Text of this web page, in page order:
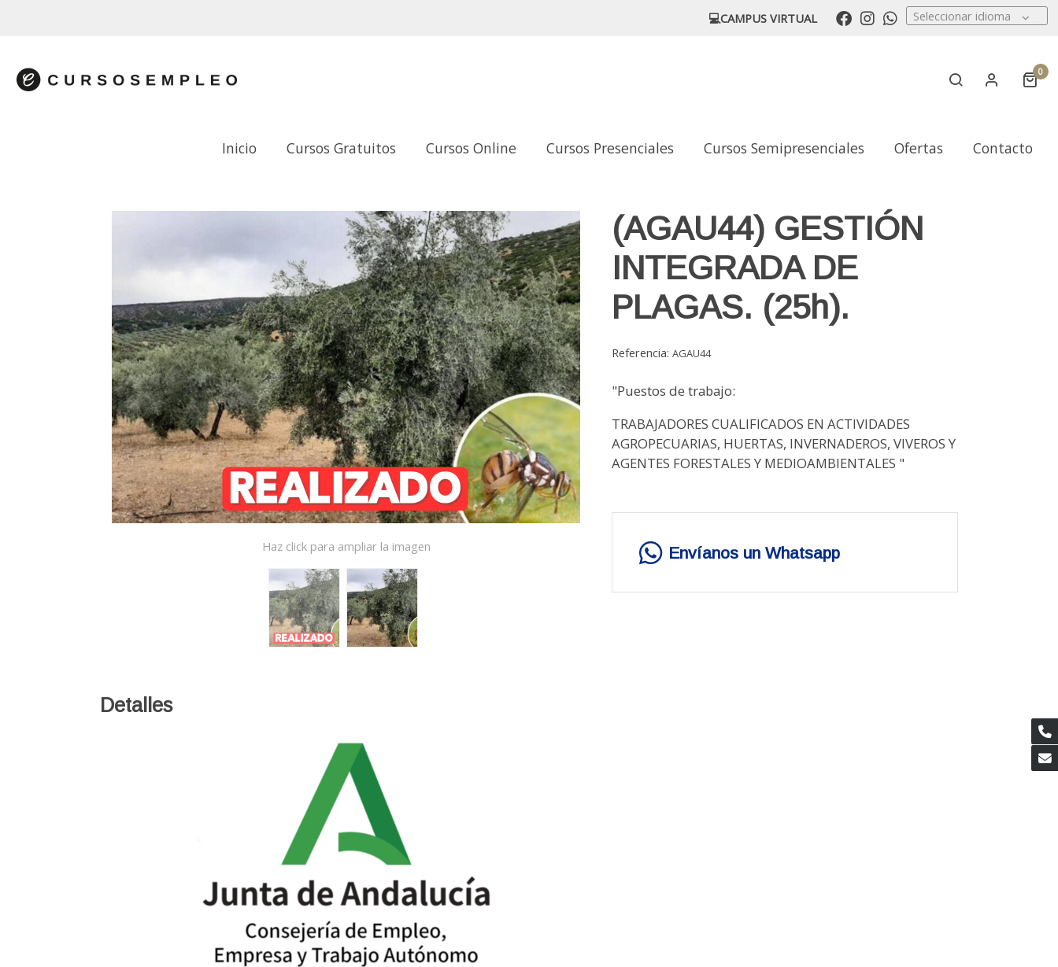
💻CAMPUS VIRTUAL Seleccionar idioma
0
Inicio Cursos Gratuitos Cursos Online Cursos Presenciales Cursos Semipresenciales Ofertas Contacto
Haz click para ampliar la imagen
Detalles
(AGAU44) GESTIÓN
INTEGRADA DE
PLAGAS. (25h).
Referencia:AGAU44
"Puestos de trabajo:
TRABAJADORES CUALIFICADOS EN ACTIVIDADES
AGROPECUARIAS, HUERTAS, INVERNADEROS, VIVEROS Y
AGENTES FORESTALES Y MEDIOAMBIENTALES "
Envíanos un Whatsapp